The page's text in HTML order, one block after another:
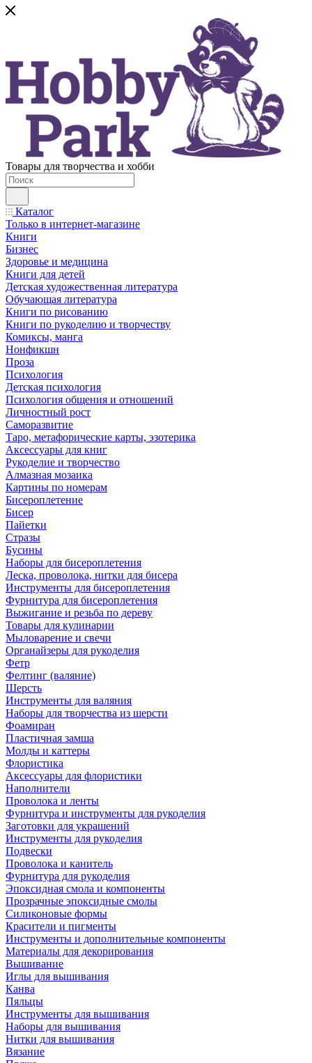
Товары для творчества и хобби
Каталог
Только в интернет-магазине
Книги
Бизнес
Здоровье и медицина
Книги для детей
Детская художественная литература
Обучающая литература
Книги по рисованию
Книги по рукоделию и творчеству
Комиксы, манга
Нонфикшн
Проза
Психология
Детская психология
Психология общения и отношений
Личностный рост
Саморазвитие
Таро, метафорические карты, эзотерика
Аксессуары для книг
Рукоделие и творчество
Алмазная мозаика
Картины по номерам
Бисероплетение
Бисер
Пайетки
Стразы
Бусины
Наборы для бисероплетения
Леска, проволока, нитки для бисера
Инструменты для бисероплетения
Фурнитура для бисероплетения
Выжигание и резьба по дереву
Товары для кулинарии
Мыловарение и свечи
Органайзеры для рукоделия
Фетр
Фелтинг (валяние)
Шерсть
Инструменты для валяния
Наборы для творчества из шерсти
Фоамиран
Пластичная замша
Молды и каттеры
Флористика
Аксессуары для флористики
Наполнители
Проволока и ленты
Фурнитура и инструменты для рукоделия
Заготовки для украшений
Инструменты для рукоделия
Подвески
Проволока и канитель
Фурнитура для рукоделия
Эпоксидная смола и компоненты
Прозрачные эпоксидные смолы
Силиконовые формы
Красители и пигменты
Инструменты и дополнительные компоненты
Материалы для декорирования
Вышивание
Иглы для вышивания
Канва
Пяльцы
Инструменты для вышивания
Наборы для вышивания
Нитки для вышивания
Вязание